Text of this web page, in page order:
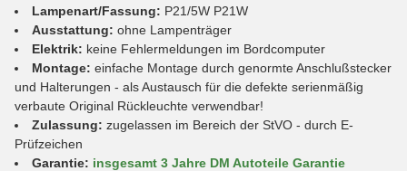
Lampenart/Fassung: P21/5W P21W
Ausstattung: ohne Lampenträger
Elektrik: keine Fehlermeldungen im Bordcomputer
Montage: einfache Montage durch genormte Anschlußstecker
und Halterungen - als Austausch für die defekte serienmäßig
verbaute Original Rückleuchte verwendbar!
Zulassung: zugelassen im Bereich der StVO - durch E-
Prüfzeichen
Garantie: insgesamt 3 Jahre DM Autoteile Garantie